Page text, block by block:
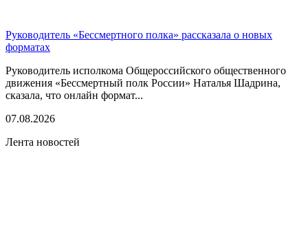
Руководитель «Бессмертного полка» рассказала о новых
форматах
Руководитель исполкома Общероссийского общественного
движения «Бессмертный полк России» Наталья Шадрина,
сказала, что онлайн формат...
07.08.2026
Лента новостей